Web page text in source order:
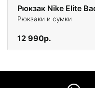
Рюкзак Nike Elite
Рюкзаки и сумки
12 990р.